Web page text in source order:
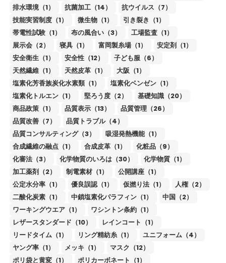
排水環境（1）
抗菌加工（14）
抗ウイルス（7）
技能実習制度（1）
微生物（1）
引き裂き（1）
帯電性試験（1）
布の風合い（3）
工場監査（1）
展示会（2）
寝具（1） 富岡製糸場（1）
安定剤（1）
安全衛生（1）
安全性（12）
子ども服（6）
天然繊維（1）
天然皮革（1）
大阪（1）
塩素化芳香族炭化水素類（1）
塩素化ベンゼン（1）
塩素化トルエン（1）
堅ろう度（2）
基礎知識（20）
商品政策（1）
品質表示（13）
品質管理（26）
品質改善（7）
品質トラブル（4）
品質コンサルティング（3）
吸湿発熱機能（1）
合成繊維の融点（1）
合成皮革（1）
化粧品（9）
化審法（3）
化学物質のいろは（30）
化学物質（1）
加工薬剤（2）
制電素材（1）
公開講座（1）
公定水分率（1）
優良誤認（1） 仮撚り法（1）
人権（2）
二酸化炭素（1）
中鎖塩素化パラフィン（1）
中国（2）
ワーキングウエア（1）
ワシントン条約（1）
レザースタンダード（10）
レインコート（1）
リードタイム（1）
リング精紡糸（1）
ユニフォーム（4）
ヤング率（1）
メッキ（1）
マスク（12）
ポリ袋と黄変（1）
ポリカーボネート（1）